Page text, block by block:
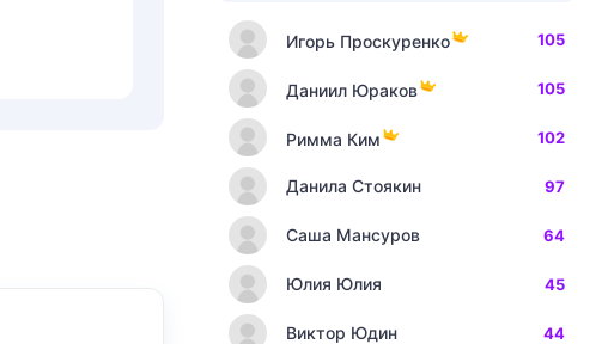
Игорь Проскуренко 105
Даниил Юраков 105
Римма Ким 102
Данила Стоякин 97
Саша Мансуров 64
Юлия Юлия 45
Виктор Юдин 44